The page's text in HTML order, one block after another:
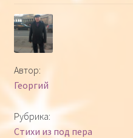
Поэтический блог
Детская философия
Автор:
Георгий
Рубрика:
Стихи из под пера